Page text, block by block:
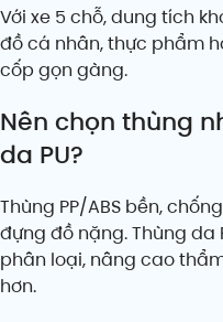
Với xe 5 chỗ, dung tích
đồ cá nhân, thực phẩm
cốp gọn gàng.
Nên chọn thùng
da PU?
Thùng PP/ABS bền,
đựng đồ nặng. Thùng da
phân loại, nâng cao
hơn.